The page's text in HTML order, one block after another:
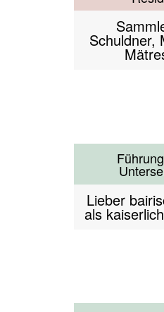
Gestern
heute
Führung
Oktoberfest -
Auf geht's